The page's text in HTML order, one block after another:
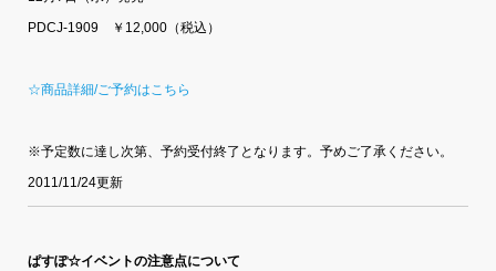
PDCJ-1909 ￥12,000（税込）
☆商品詳細/ご予約はこちら
※予定数に達し次第、予約受付終了となります。予めご了承ください。
2011/11/24更新
ぱすぽ☆イベントの注意点について